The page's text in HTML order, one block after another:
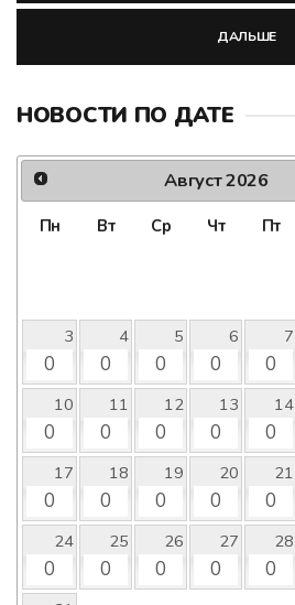
ДАЛЬШЕ
НОВОСТИ ПО ДАТЕ
Август2026
Пн Вт Ср Чт Пт
3
0
4
0
5
0
6
0
7
0
10
0
11
0
12
0
13
0
14
0
17
0
18
0
19
0
20
0
21
0
24
0
25
0
26
0
27
0
28
0